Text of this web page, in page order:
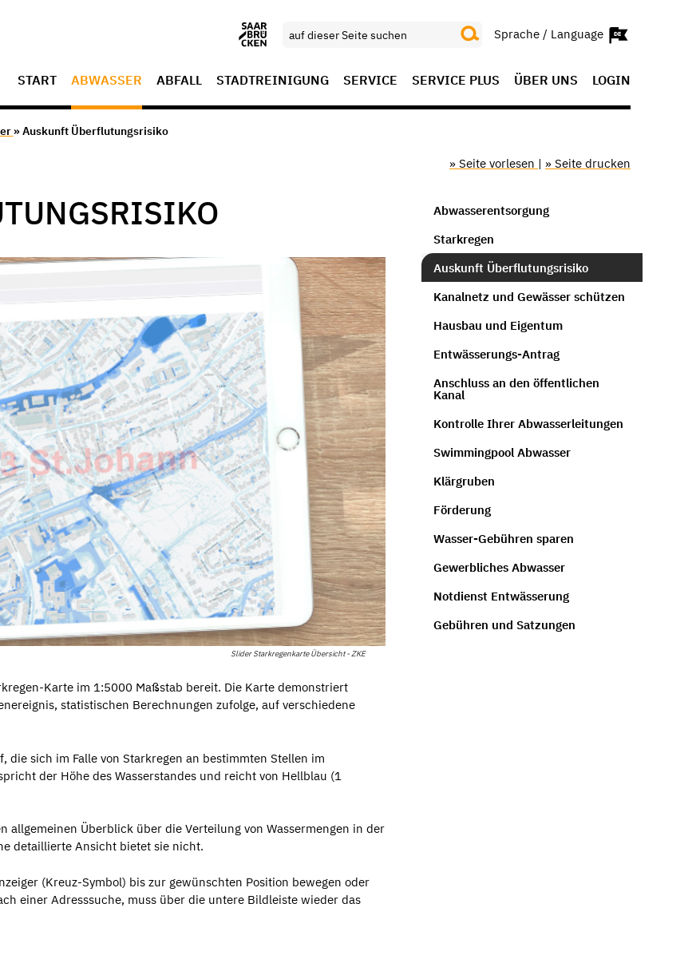
Sprache / Language
START ABWASSER ABFALL STADTREINIGUNG SERVICE SERVICE PLUS ÜBER UNS LOGIN
» Auskunft Überflutungsrisiko
» Seite vorlesen | » Seite drucken
Slider Starkregenkarte Übersicht - ZKE
Karte im 1:5000 Maßstab bereit. Die Karte demonstriert
statistischen Berechnungen zufolge, auf verschiedene
die sich im Falle von Starkregen an bestimmten Stellen im
der Höhe des Wasserstandes und reicht von Hellblau (1
allgemeinen Überblick über die Verteilung von Wassermengen in der
detaillierte Ansicht bietet sie nicht.
(Kreuz-Symbol) bis zur gewünschten Position bewegen oder
einer Adresssuche, muss über die untere Bildleiste wieder das
Abwasserentsorgung
Starkregen
Auskunft Überflutungsrisiko
Kanalnetz und Gewässer schützen
Hausbau und Eigentum
Entwässerungs-Antrag
Anschluss an den öffentlichen
Kanal
Kontrolle Ihrer Abwasserleitungen
Swimmingpool Abwasser
Klärgruben
Förderung
Wasser-Gebühren sparen
Gewerbliches Abwasser
Notdienst Entwässerung
Gebühren und Satzungen